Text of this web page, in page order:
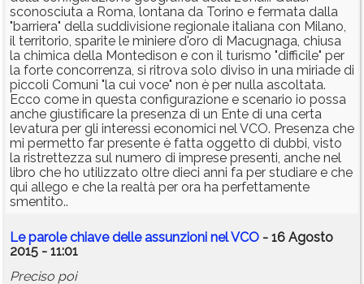
sconosciuta a Roma, lontana da Torino e fermata dalla
"barriera" della suddivisione regionale italiana con Milano,
il territorio, sparite le miniere d'oro di Macugnaga, chiusa
la chimica della Montedison e con il turismo "difficile" per
la forte concorrenza, si ritrova solo diviso in una miriade di
piccoli Comuni "la cui voce" non è per nulla ascoltata.
Ecco come in questa configurazione e scenario io possa
anche giustificare la presenza di un Ente di una certa
levatura per gli interessi economici nel VCO. Presenza che
mi permetto far presente è fatta oggetto di dubbi, visto
la ristrettezza sul numero di imprese presenti, anche nel
libro che ho utilizzato oltre dieci anni fa per studiare e che
qui allego e che la realtà per ora ha perfettamente
smentito..
Le parole chiave delle assunzioni nel VCO - 16 Agosto
2015 - 11:01
Preciso poi